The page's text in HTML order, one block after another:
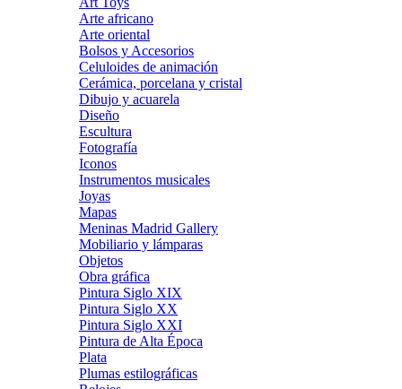
Arte africano
Arte oriental
Bolsos y Accesorios
Celuloides de animación
Cerámica, porcelana y cristal
Dibujo y acuarela
Diseño
Escultura
Fotografía
Iconos
Instrumentos musicales
Joyas
Mapas
Meninas Madrid Gallery
Mobiliario y lámparas
Objetos
Obra gráfica
Pintura Siglo XIX
Pintura Siglo XX
Pintura Siglo XXI
Pintura de Alta Época
Plata
Plumas estilográficas